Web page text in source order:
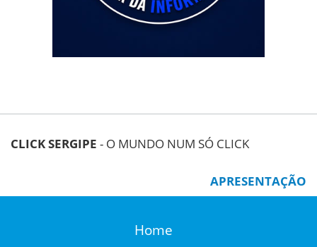
CLICK SERGIPE - O MUNDO NUM SÓ CLICK
APRESENTAÇÃO
Home